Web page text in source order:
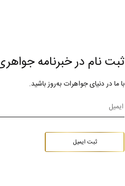
ثبت نام در خبرنامه
با ما در دنیای جواهرات به‌روز باشید.
ثبت ایمیل